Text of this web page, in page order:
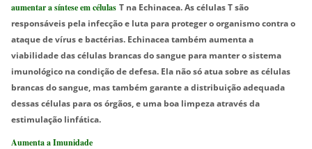
aumentar a síntese em célulasT na Echinacea. As células T são
responsáveis ​​pela infecção e luta para proteger o organismo contra o
ataque de vírus e bactérias. Echinacea também aumenta a
viabilidade das células brancas do sangue para manter o sistema
imunológico na condição de defesa. Ela não só atua sobre as células
brancas do sangue, mas também garante a distribuição adequada
dessas células para os órgãos, e uma boa limpeza através da
estimulação linfática.
Aumenta a Imunidade